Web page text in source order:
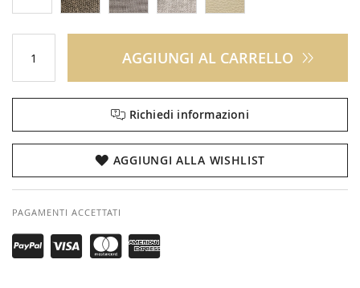
AGGIUNGI AL CARRELLO
Richiedi informazioni
AGGIUNGI ALLA WISHLIST
PAGAMENTI ACCETTATI